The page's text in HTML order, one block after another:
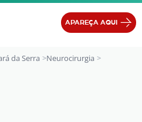
APAREÇA AQUI
da Serra
Neurocirurgia